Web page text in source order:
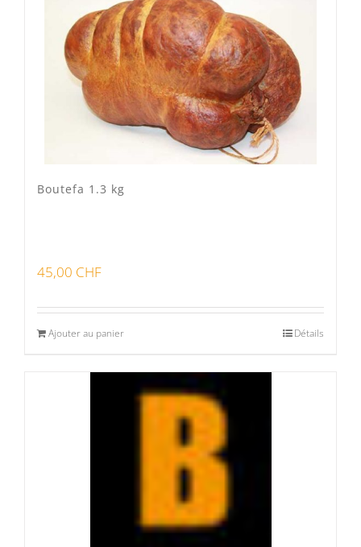
Veau Lo VÎ(0)
Volaille Suisse(0)
Panier(0)
Poste standard(3)
Retrait à Sévery(0)
Préparations viandes(0)
(0)
Spécialité vaudoises(3)
Boutefa 1.3 kg
45,00 CHF
Ajouter au panier Détails